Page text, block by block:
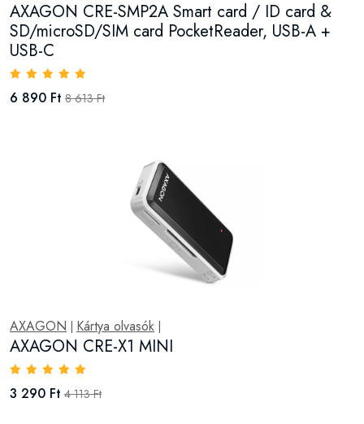
AXAGON CRE-SMP2A Smart card / ID card &
SD/microSD/SIM card PocketReader, USB-A +
USB-C
6 890 Ft 8 613 Ft
AXAGON Kártya olvasók
AXAGON CRE-X1 MINI
3 290 Ft 4 113 Ft